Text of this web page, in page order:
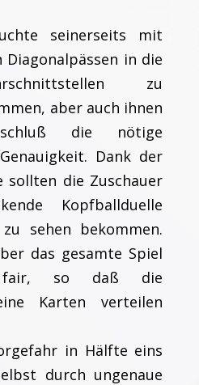
seinerseits mit
in die
zu
aber auch ihnen
die nötige
Dank der
sollten die Zuschauer
Kopfballduelle
sehen bekommen.
das gesamte Spiel
fair, so daß die
Karten verteilen
in Hälfte eins
durch ungenaue